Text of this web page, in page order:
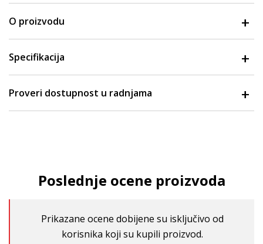
O proizvodu
Specifikacija
Proveri dostupnost u radnjama
Poslednje ocene proizvoda
Prikazane ocene dobijene su isključivo od
korisnika koji su kupili proizvod.